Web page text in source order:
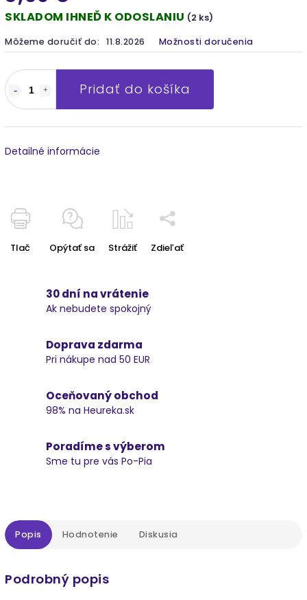
SKLADOM IHNEĎ K ODOSLANIU (2 ks)
Môžeme doručiť do: 11.8.2026 Možnosti doručenia
Pridať do košíka
Detailné informácie
Tlač Opýtať sa Strážiť Zdieľať
30 dní na vrátenie
Ak nebudete spokojný
Doprava zdarma
Pri nákupe nad 50 EUR
Oceňovaný obchod
98% na Heureka.sk
Poradíme s výberom
Sme tu pre vás Po-Pia
Popis Hodnotenie Diskusia
Podrobný popis